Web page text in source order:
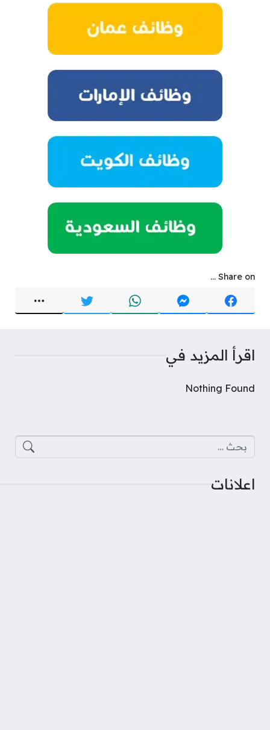
Share on ...
اقرأ المزيد في
Nothing Found
البحث عن:
اعلانات